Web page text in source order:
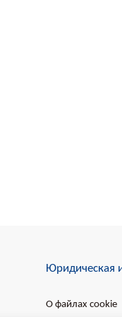
Юридическая
О файлах cookie